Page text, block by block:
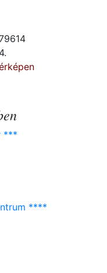
***
****